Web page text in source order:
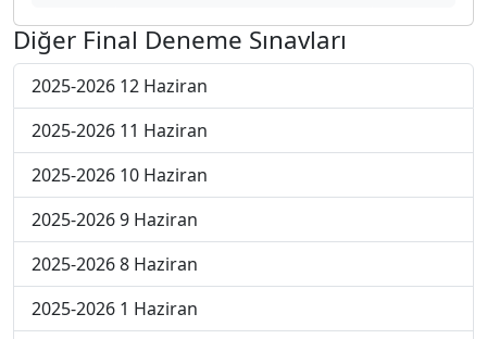
Diğer Final Deneme Sınavları
2025-2026 12 Haziran
2025-2026 11 Haziran
2025-2026 10 Haziran
2025-2026 9 Haziran
2025-2026 8 Haziran
2025-2026 1 Haziran